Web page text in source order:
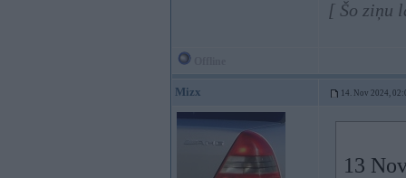
[ Šo ziņu
Mizx 14. Nov 2024,
13